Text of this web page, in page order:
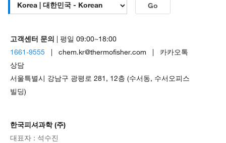
Go
고객센터 문의 | 평일 09:00~18:00
1661-9555 | chem.kr@thermofisher.com | 카카오톡
상담
서울특별시 강남구 광평로 281, 12층 (수서동, 수서오피스
빌딩)
한국피셔과학 (주)
대표자 : 석수진